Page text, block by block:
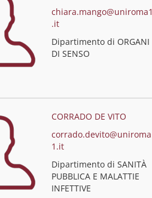
chiara.mango@uniroma1
.it
Dipartimento di ORGANI
DI SENSO
CORRADO DE VITO
corrado.devito@uniroma
1.it
Dipartimento di SANITÀ
PUBBLICA E MALATTIE
INFETTIVE